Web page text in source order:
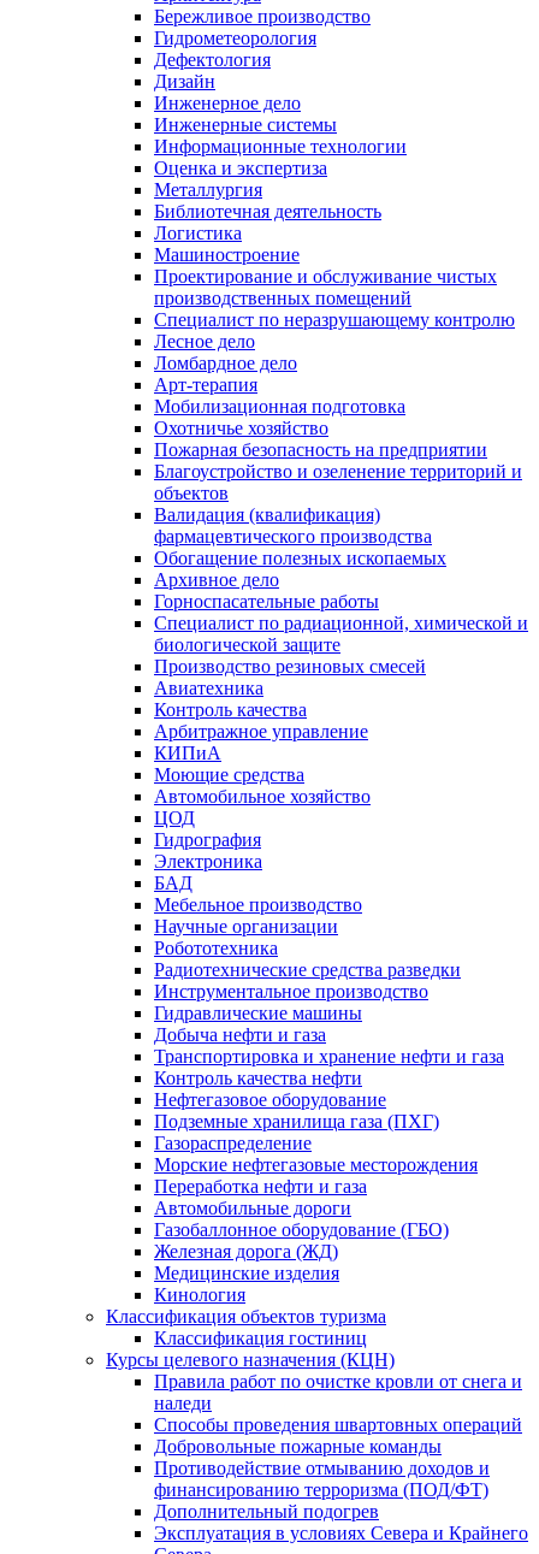
Бережливое производство
Гидрометеорология
Дефектология
Дизайн
Инженерное дело
Инженерные системы
Информационные технологии
Оценка и экспертиза
Металлургия
Библиотечная деятельность
Логистика
Машиностроение
Проектирование и обслуживание чистых
производственных помещений
Специалист по неразрушающему контролю
Лесное дело
Ломбардное дело
Арт-терапия
Мобилизационная подготовка
Охотничье хозяйство
Пожарная безопасность на предприятии
Благоустройство и озеленение территорий и
объектов
Валидация (квалификация)
фармацевтического производства
Обогащение полезных ископаемых
Архивное дело
Горноспасательные работы
Специалист по радиационной, химической и
биологической защите
Производство резиновых смесей
Авиатехника
Контроль качества
Арбитражное управление
КИПиА
Моющие средства
Автомобильное хозяйство
ЦОД
Гидрография
Электроника
БАД
Мебельное производство
Научные организации
Робототехника
Радиотехнические средства разведки
Инструментальное производство
Гидравлические машины
Добыча нефти и газа
Транспортировка и хранение нефти и газа
Контроль качества нефти
Нефтегазовое оборудование
Подземные хранилища газа (ПХГ)
Газораспределение
Морские нефтегазовые месторождения
Переработка нефти и газа
Автомобильные дороги
Газобаллонное оборудование (ГБО)
Железная дорога (ЖД)
Медицинские изделия
Кинология
Классификация объектов туризма
Классификация гостиниц
Курсы целевого назначения (КЦН)
Правила работ по очистке кровли от снега и
наледи
Способы проведения швартовных операций
Добровольные пожарные команды
Противодействие отмыванию доходов и
финансированию терроризма (ПОД/ФТ)
Дополнительный подогрев
Эксплуатация в условиях Севера и Крайнего